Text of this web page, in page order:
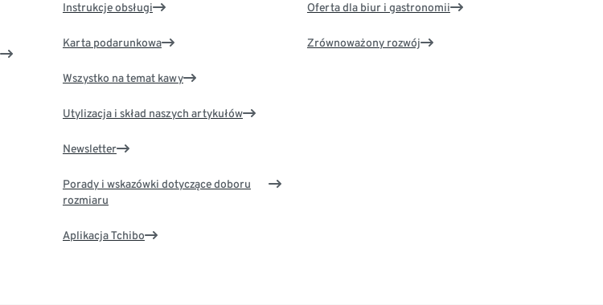
Instrukcje obsługi
Karta podarunkowa
Wszystko na temat kawy
Utylizacja i skład naszych artykułów
Newsletter
Porady i wskazówki dotyczące doboru
rozmiaru
Aplikacja Tchibo
Oferta dla biur i gastronomii
Zrównoważony rozwój